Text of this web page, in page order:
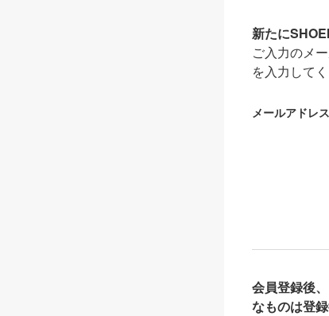
新たに
ご入力のメ
を入力してく
メールアドレス
会員登録後
なものは登